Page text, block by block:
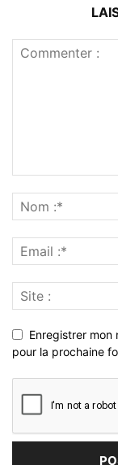
Enregistrer
pour la prochaine